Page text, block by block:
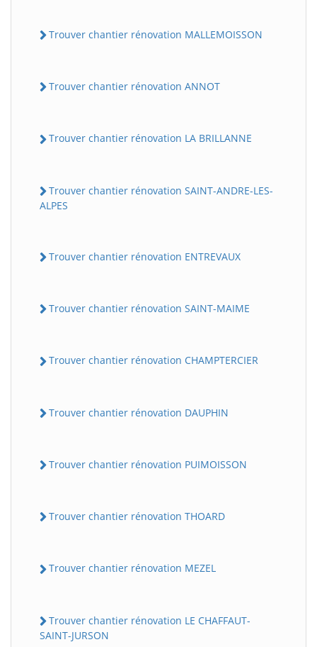
Trouver chantier rénovation MALLEMOISSON
Trouver chantier rénovation ANNOT
Trouver chantier rénovation LA BRILLANNE
Trouver chantier rénovation SAINT-ANDRE-LES-
ALPES
Trouver chantier rénovation ENTREVAUX
Trouver chantier rénovation SAINT-MAIME
Trouver chantier rénovation CHAMPTERCIER
Trouver chantier rénovation DAUPHIN
Trouver chantier rénovation PUIMOISSON
Trouver chantier rénovation THOARD
Trouver chantier rénovation MEZEL
Trouver chantier rénovation LE CHAFFAUT-
SAINT-JURSON